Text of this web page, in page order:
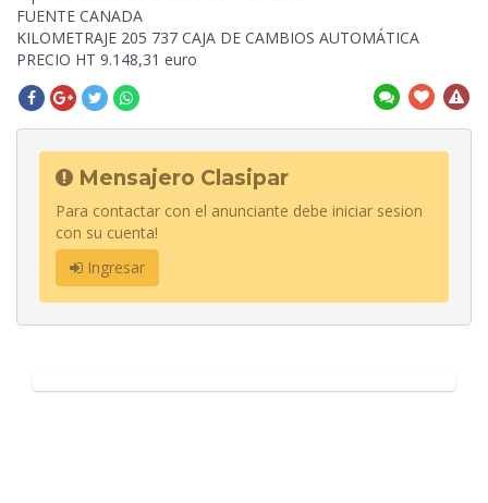
FUENTE CANADA
KILOMETRAJE 205 737 CAJA DE CAMBIOS AUTOMÁTICA
PRECIO HT 9.148,31 euro
Mensajero Clasipar
Para contactar con el anunciante debe iniciar sesion
con su cuenta!
Ingresar